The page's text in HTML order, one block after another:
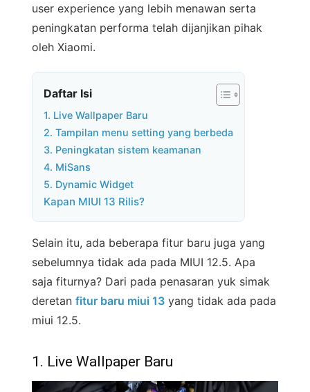
user experience yang lebih menawan serta
peningkatan performa telah dijanjikan pihak
oleh Xiaomi.
Daftar Isi
1. Live Wallpaper Baru
2. Tampilan menu setting yang berbeda
3. Peningkatan sistem keamanan
4. MiSans
5. Dynamic Widget
Kapan MIUI 13 Rilis?
Selain itu, ada beberapa fitur baru juga yang
sebelumnya tidak ada pada MIUI 12.5. Apa
saja fiturnya? Dari pada penasaran yuk simak
deretan fitur baru miui 13 yang tidak ada pada
miui 12.5.
1. Live Wallpaper Baru